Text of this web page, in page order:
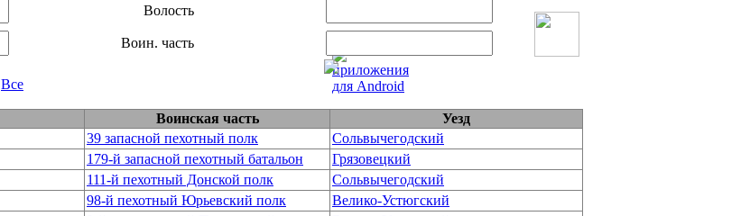
Волость
Воин. часть
Все
Воинская часть
Уезд
39 запасной пехотный полк
Сольвычегодский
179-й запасной пехотный батальон
Грязовецкий
111-й пехотный Донской полк
Сольвычегодский
98-й пехотный Юрьевский полк
Велико-Устюгский